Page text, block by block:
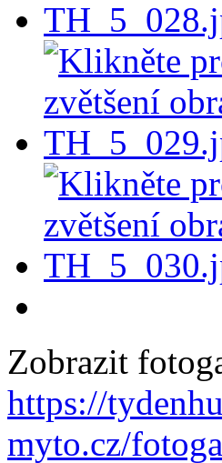
Zobrazit
https://
myto.cz/